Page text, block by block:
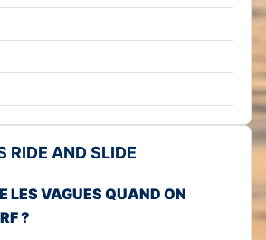
RIDE AND SLIDE
LES VAGUES QUAND ON
?